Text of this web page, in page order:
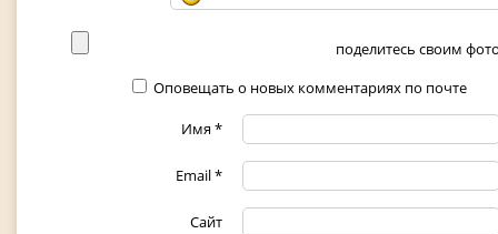
поделитесь своим
Оповещать о новых комментариях по почте
Имя*
Email*
Сайт